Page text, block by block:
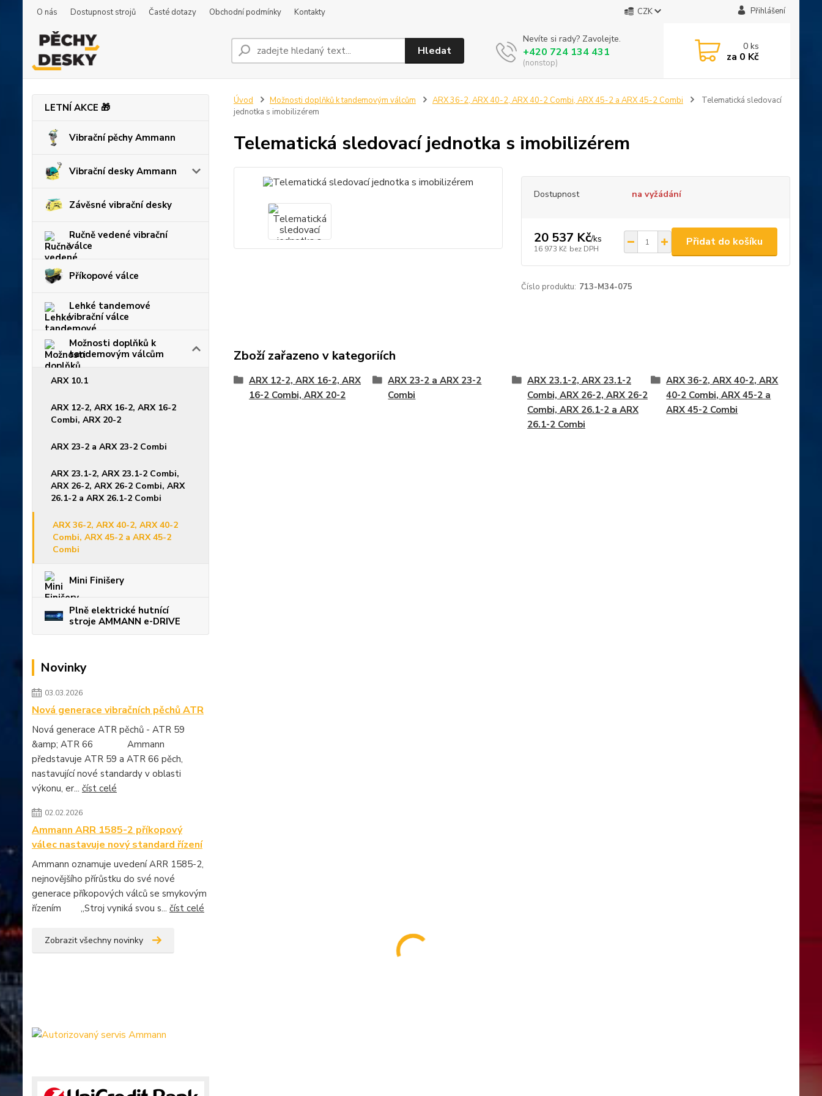
O nás Dostupnost strojů Časté dotazy Obchodní podmínky Kontakty CZK Přihlášení
Hledat
Nevíte si rady? Zavolejte.
+420 724 134 431
(nonstop)
0ks
za 0 Kč
LETNÍ AKCE 🎁
Vibrační pěchy Ammann
Vibrační desky Ammann
Závěsné vibrační desky
Ručně vedené vibrační
válce
Příkopové válce
Lehké tandemové
vibrační válce
Možnosti doplňků k
tandemovým válcům
ARX 10.1
ARX 12-2, ARX 16-2, ARX 16-2
Combi, ARX 20-2
ARX 23-2 a ARX 23-2 Combi
ARX 23.1-2, ARX 23.1-2 Combi,
ARX 26-2, ARX 26-2 Combi, ARX
26.1-2 a ARX 26.1-2 Combi
ARX 36-2, ARX 40-2, ARX 40-2
Combi, ARX 45-2 a ARX 45-2
Combi
Mini Finišery
Plně elektrické hutnící
stroje AMMANN e-DRIVE
Novinky
03.03.2026
Nová generace vibračních pěchů ATR
Nová generace ATR pěchů - ATR 59
&amp; ATR 66 Ammann
představuje ATR 59 a ATR 66 pěch,
nastavující nové standardy v oblasti
výkonu, er... číst celé
02.02.2026
Ammann ARR 1585-2 příkopový
válec nastavuje nový standard řízení
Ammann oznamuje uvedení ARR 1585-2,
nejnovějšího přírůstku do své nové
generace příkopových válců se smykovým
řízením „Stroj vyniká svou s... číst celé
Zobrazit všechny novinky
Úvod Možnosti doplňků k tandemovým válcům ARX 36-2, ARX 40-2, ARX 40-2 Combi, ARX 45-2 a ARX 45-2 Combi
Telematická sledovací
jednotka s imobilizérem
Telematická sledovací jednotka s imobilizérem
Dostupnost na vyžádání
20 537 Kč/ks
16 973 Kč bez DPH
Přidat do košíku
Číslo produktu: 713-M34-075
Zboží zařazeno v kategoriích
ARX 12-2, ARX 16-2, ARX
16-2 Combi, ARX 20-2
ARX 23-2 a ARX 23-2
Combi
ARX 23.1-2, ARX 23.1-2
Combi, ARX 26-2, ARX 26-2
Combi, ARX 26.1-2 a ARX
26.1-2 Combi
ARX 36-2, ARX 40-2, ARX
40-2 Combi, ARX 45-2 a
ARX 45-2 Combi